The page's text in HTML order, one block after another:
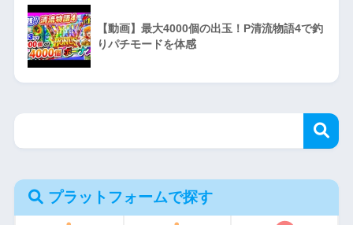
【動画】最大4000個の出玉！P清流物語4で釣
りパチモードを体感
プラットフォームで探す